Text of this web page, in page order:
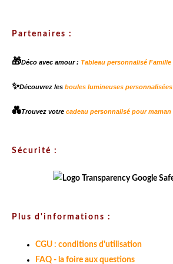
Partenaires :
🎁Déco avec amour : Tableau personnalisé Famille
✨Découvrez les boules lumineuses personnalisées
💑Trouvez votre cadeau personnalisé pour maman
Sécurité :
Plus d'informations :
CGU : conditions d'utilisation
FAQ - la foire aux questions